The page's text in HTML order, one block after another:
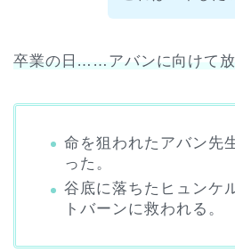
卒業の日……アバンに向けて放
命を狙われたアバン先
った。
谷底に落ちたヒュンケ
トバーンに救われる。